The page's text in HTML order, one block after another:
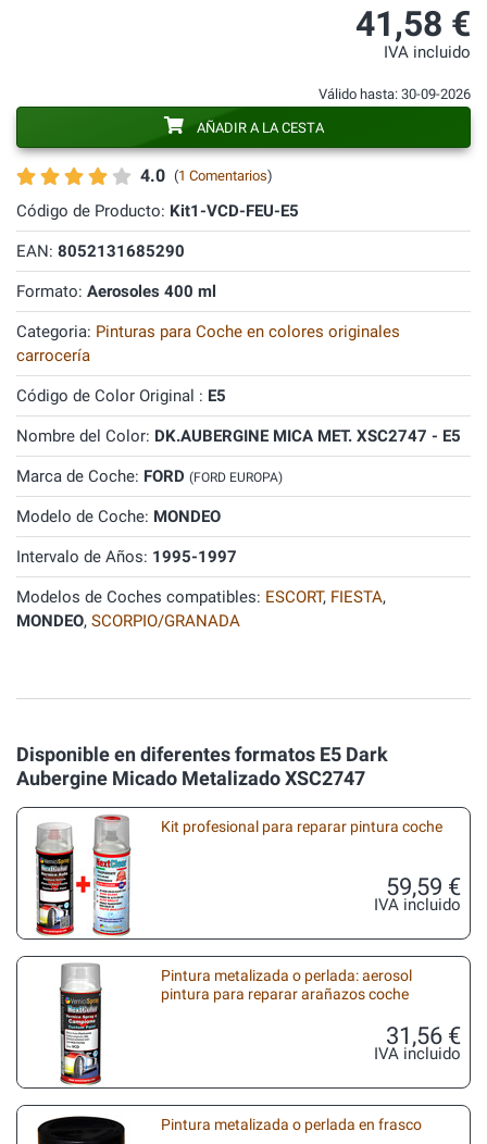
4.0 (1 Comentarios)
Código de Producto: Kit1-VCD-FEU-E5
EAN: 8052131685290
Formato: Aerosoles 400 ml
Categoria: Pinturas para Coche en colores originales
carrocería
Código de Color Original : E5
Nombre del Color: DK.AUBERGINE MICA MET. XSC2747 - E5
Marca de Coche: FORD (FORD EUROPA)
Modelo de Coche: MONDEO
Intervalo de Años: 1995-1997
Modelos de Coches compatibles: ESCORT, FIESTA,
MONDEO, SCORPIO/GRANADA
41,58 €
IVA incluido
Válido hasta: 30-09-2026
AÑADIR A LA CESTA
Disponible en diferentes formatos E5 Dark
Aubergine Micado Metalizado XSC2747
Kit profesional para reparar pintura coche
59,59 €
IVA incluido
Pintura metalizada o perlada: aerosol
pintura para reparar arañazos coche
31,56 €
IVA incluido
Pintura metalizada o perlada en frasco